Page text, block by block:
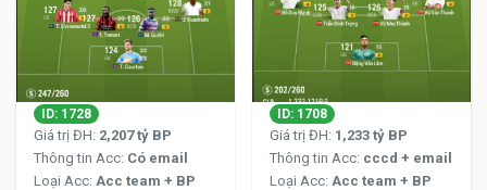
ID: 1728
Giá trị ĐH: 2,207 tỷ BP
Thông tin Acc: Có email
Loại Acc: Acc team + BP
ID: 1708
Giá trị ĐH: 1,233 tỷ BP
Thông tin Acc: cccd + email
Loại Acc: Acc team + BP